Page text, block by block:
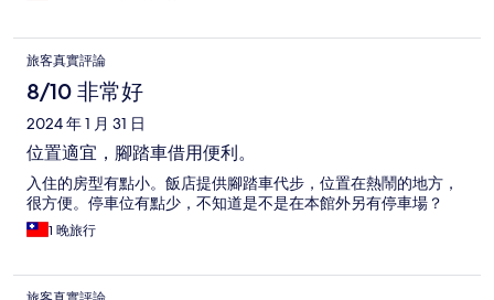
旅客真實評論
8/10 非常好
2024 年 1 月 31 日
位置適宜，腳踏車借用便利。
入住的房型有點小。飯店提供腳踏車代步，位置在熱鬧的地方，
很方便。停車位有點少，不知道是不是在本館外另有停車場？
1 晚旅行